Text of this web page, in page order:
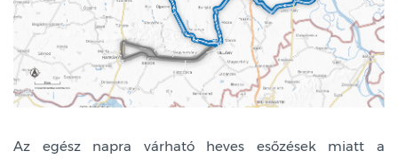
Az egész napra várható heves esőzések miatt a